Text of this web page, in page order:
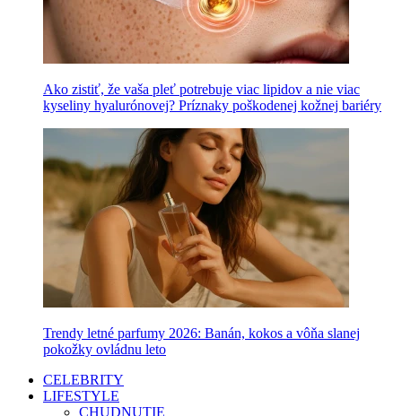
Ako zistiť, že vaša pleť potrebuje viac lipidov a nie viac
kyseliny hyalurónovej? Príznaky poškodenej kožnej bariéry
Trendy letné parfumy 2026: Banán, kokos a vôňa slanej
pokožky ovládnu leto
CELEBRITY
LIFESTYLE
CHUDNUTIE